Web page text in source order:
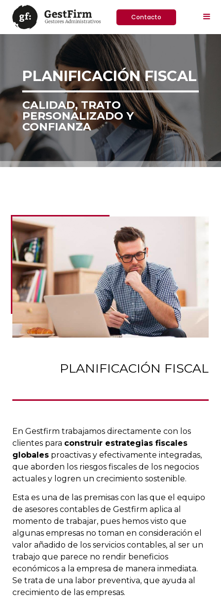
Contacto
PLANIFICACIÓN FISCAL
CALIDAD, TRATO
PERSONALIZADO Y
CONFIANZA
PLANIFICACIÓN FISCAL
En Gestfirm trabajamos directamente con los
clientes para construir estrategias fiscales
globales proactivas y efectivamente integradas,
que aborden los riesgos fiscales de los negocios
actuales y logren un crecimiento sostenible.
Esta es una de las premisas con las que el equipo
de asesores contables de Gestfirm aplica al
momento de trabajar, pues hemos visto que
algunas empresas no toman en consideración el
valor añadido de los servicios contables, al ser un
trabajo que parece no rendir beneficios
económicos a la empresa de manera inmediata.
Se trata de una labor preventiva, que ayuda al
crecimiento de las empresas.